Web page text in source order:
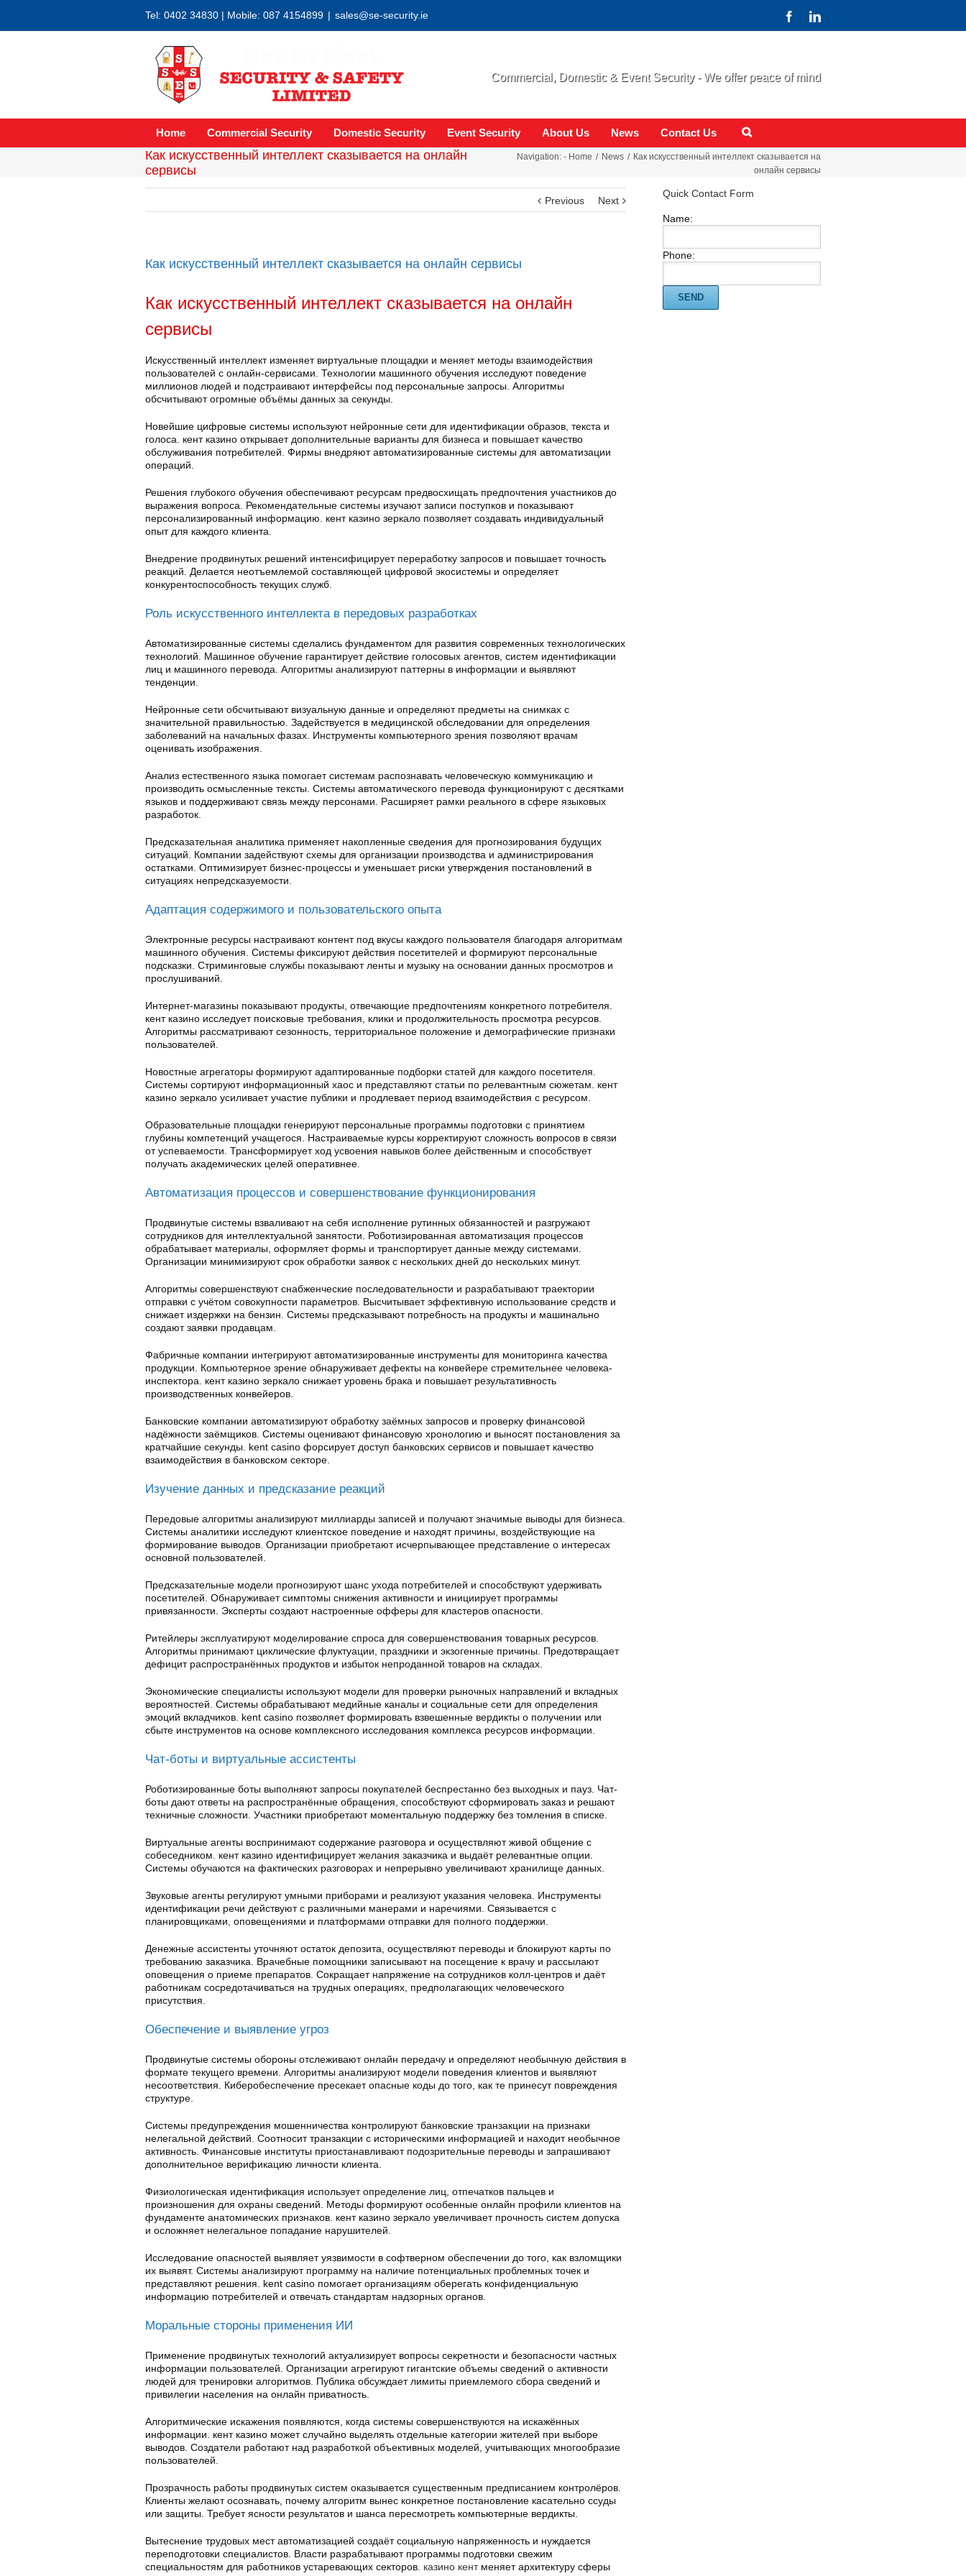
Tel: 0402 34830 | Mobile: 087 4154899 | sales@se-security.ie
Commercial, Domestic & Event Security - We offer peace of mind
Home Commercial Security Domestic Security Event Security About Us News Contact Us
Как искусственный интеллект сказывается на онлайн
сервисы
Navigation: - Home News
Как искусственный интеллект сказывается на
онлайн сервисы
Previous Next
Как искусственный интеллект сказывается на онлайн сервисы
Как искусственный интеллект сказывается на онлайн
сервисы
Искусственный интеллект изменяет виртуальные площадки и меняет методы взаимодействия
пользователей с онлайн-сервисами. Технологии машинного обучения исследуют поведение
миллионов людей и подстраивают интерфейсы под персональные запросы. Алгоритмы
обсчитывают огромные объёмы данных за секунды.
Новейшие цифровые системы используют нейронные сети для идентификации образов, текста и
голоса. кент казино открывает дополнительные варианты для бизнеса и повышает качество
обслуживания потребителей. Фирмы внедряют автоматизированные системы для автоматизации
операций.
Решения глубокого обучения обеспечивают ресурсам предвосхищать предпочтения участников до
выражения вопроса. Рекомендательные системы изучают записи поступков и показывают
персонализированный информацию. кент казино зеркало позволяет создавать индивидуальный
опыт для каждого клиента.
Внедрение продвинутых решений интенсифицирует переработку запросов и повышает точность
реакций. Делается неотъемлемой составляющей цифровой экосистемы и определяет
конкурентоспособность текущих служб.
Роль искусственного интеллекта в передовых разработках
Автоматизированные системы сделались фундаментом для развития современных технологических
технологий. Машинное обучение гарантирует действие голосовых агентов, систем идентификации
лиц и машинного перевода. Алгоритмы анализируют паттерны в информации и выявляют
тенденции.
Нейронные сети обсчитывают визуальную данные и определяют предметы на снимках с
значительной правильностью. Задействуется в медицинской обследовании для определения
заболеваний на начальных фазах. Инструменты компьютерного зрения позволяют врачам
оценивать изображения.
Анализ естественного языка помогает системам распознавать человеческую коммуникацию и
производить осмысленные тексты. Системы автоматического перевода функционируют с десятками
языков и поддерживают связь между персонами. Расширяет рамки реального в сфере языковых
разработок.
Предсказательная аналитика применяет накопленные сведения для прогнозирования будущих
ситуаций. Компании задействуют схемы для организации производства и администрирования
остатками. Оптимизирует бизнес-процессы и уменьшает риски утверждения постановлений в
ситуациях непредсказуемости.
Адаптация содержимого и пользовательского опыта
Электронные ресурсы настраивают контент под вкусы каждого пользователя благодаря алгоритмам
машинного обучения. Системы фиксируют действия посетителей и формируют персональные
подсказки. Стриминговые службы показывают ленты и музыку на основании данных просмотров и
прослушиваний.
Интернет-магазины показывают продукты, отвечающие предпочтениям конкретного потребителя.
кент казино исследует поисковые требования, клики и продолжительность просмотра ресурсов.
Алгоритмы рассматривают сезонность, территориальное положение и демографические признаки
пользователей.
Новостные агрегаторы формируют адаптированные подборки статей для каждого посетителя.
Системы сортируют информационный хаос и представляют статьи по релевантным сюжетам. кент
казино зеркало усиливает участие публики и продлевает период взаимодействия с ресурсом.
Образовательные площадки генерируют персональные программы подготовки с принятием
глубины компетенций учащегося. Настраиваемые курсы корректируют сложность вопросов в связи
от успеваемости. Трансформирует ход усвоения навыков более действенным и способствует
получать академических целей оперативнее.
Автоматизация процессов и совершенствование функционирования
Продвинутые системы взваливают на себя исполнение рутинных обязанностей и разгружают
сотрудников для интеллектуальной занятости. Роботизированная автоматизация процессов
обрабатывает материалы, оформляет формы и транспортирует данные между системами.
Организации минимизируют срок обработки заявок с нескольких дней до нескольких минут.
Алгоритмы совершенствуют снабженческие последовательности и разрабатывают траектории
отправки с учётом совокупности параметров. Высчитывает эффективную использование средств и
снижает издержки на бензин. Системы предсказывают потребность на продукты и машинально
создают заявки продавцам.
Фабричные компании интегрируют автоматизированные инструменты для мониторинга качества
продукции. Компьютерное зрение обнаруживает дефекты на конвейере стремительнее человека-
инспектора. кент казино зеркало снижает уровень брака и повышает результативность
производственных конвейеров.
Банковские компании автоматизируют обработку заёмных запросов и проверку финансовой
надёжности заёмщиков. Системы оценивают финансовую хронологию и выносят постановления за
кратчайшие секунды. kent casino форсирует доступ банковских сервисов и повышает качество
взаимодействия в банковском секторе.
Изучение данных и предсказание реакций
Передовые алгоритмы анализируют миллиарды записей и получают значимые выводы для бизнеса.
Системы аналитики исследуют клиентское поведение и находят причины, воздействующие на
формирование выводов. Организации приобретают исчерпывающее представление о интересах
основной пользователей.
Предсказательные модели прогнозируют шанс ухода потребителей и способствуют удерживать
посетителей. Обнаруживает симптомы снижения активности и инициирует программы
привязанности. Эксперты создают настроенные офферы для кластеров опасности.
Ритейлеры эксплуатируют моделирование спроса для совершенствования товарных ресурсов.
Алгоритмы принимают циклические флуктуации, праздники и экзогенные причины. Предотвращает
дефицит распространённых продуктов и избыток непроданной товаров на складах.
Экономические специалисты используют модели для проверки рыночных направлений и вкладных
вероятностей. Системы обрабатывают медийные каналы и социальные сети для определения
эмоций вкладчиков. kent casino позволяет формировать взвешенные вердикты о получении или
сбыте инструментов на основе комплексного исследования комплекса ресурсов информации.
Чат-боты и виртуальные ассистенты
Роботизированные боты выполняют запросы покупателей беспрестанно без выходных и пауз. Чат-
боты дают ответы на распространённые обращения, способствуют сформировать заказ и решают
техничные сложности. Участники приобретают моментальную поддержку без томления в списке.
Виртуальные агенты воспринимают содержание разговора и осуществляют живой общение с
собеседником. кент казино идентифицирует желания заказчика и выдаёт релевантные опции.
Системы обучаются на фактических разговорах и непрерывно увеличивают хранилище данных.
Звуковые агенты регулируют умными приборами и реализуют указания человека. Инструменты
идентификации речи действуют с различными манерами и наречиями. Связывается с
планировщиками, оповещениями и платформами отправки для полного поддержки.
Денежные ассистенты уточняют остаток депозита, осуществляют переводы и блокируют карты по
требованию заказчика. Врачебные помощники записывают на посещение к врачу и рассылают
оповещения о приеме препаратов. Сокращает напряжение на сотрудников колл-центров и даёт
работникам сосредотачиваться на трудных операциях, предполагающих человеческого
присутствия.
Обеспечение и выявление угроз
Продвинутые системы обороны отслеживают онлайн передачу и определяют необычную действия в
формате текущего времени. Алгоритмы анализируют модели поведения клиентов и выявляют
несоответствия. Киберобеспечение пресекает опасные коды до того, как те принесут повреждения
структуре.
Системы предупреждения мошенничества контролируют банковские транзакции на признаки
нелегальной действий. Соотносит транзакции с историческими информацией и находит необычное
активность. Финансовые институты приостанавливают подозрительные переводы и запрашивают
дополнительное верификацию личности клиента.
Физиологическая идентификация использует определение лиц, отпечатков пальцев и
произношения для охраны сведений. Методы формируют особенные онлайн профили клиентов на
фундаменте анатомических признаков. кент казино зеркало увеличивает прочность систем допуска
и осложняет нелегальное попадание нарушителей.
Исследование опасностей выявляет уязвимости в софтверном обеспечении до того, как взломщики
их выявят. Системы анализируют программу на наличие потенциальных проблемных точек и
представляют решения. kent casino помогает организациям оберегать конфиденциальную
информацию потребителей и отвечать стандартам надзорных органов.
Моральные стороны применения ИИ
Применение продвинутых технологий актуализирует вопросы секретности и безопасности частных
информации пользователей. Организации агрегируют гигантские объемы сведений о активности
людей для тренировки алгоритмов. Публика обсуждает лимиты приемлемого сбора сведений и
привилегии населения на онлайн приватность.
Алгоритмические искажения появляются, когда системы совершенствуются на искажённых
информации. кент казино может случайно выделять отдельные категории жителей при выборе
выводов. Создатели работают над разработкой объективных моделей, учитывающих многообразие
пользователей.
Прозрачность работы продвинутых систем оказывается существенным предписанием контролёров.
Клиенты желают осознавать, почему алгоритм вынес конкретное постановление касательно ссуды
или защиты. Требует ясности результатов и шанса пересмотреть компьютерные вердикты.
Вытеснение трудовых мест автоматизацией создаёт социальную напряженность и нуждается
переподготовки специалистов. Власти разрабатывают программы подготовки свежим
специальностям для работников устаревающих секторов. казино кентменяет архитектуру сферы
Quick Contact Form
Name:
Phone: